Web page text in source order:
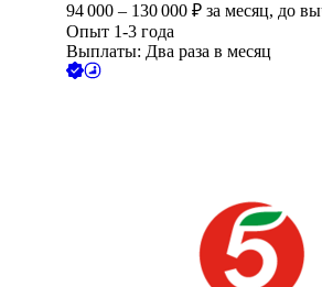
94 000 – 130 000 ₽ за месяц, до
Опыт 1-3 года
Выплаты: Два раза в месяц